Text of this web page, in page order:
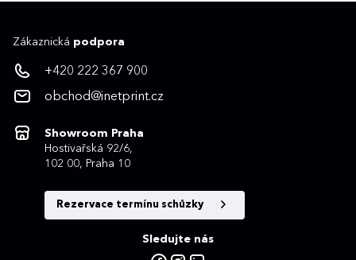
Zákaznická podpora
+420 222 367 900
obchod@inetprint.cz
Showroom Praha
Hostivařská 92/6,
102 00, Praha 10
Rezervace termínu schůzky
Sledujte nás